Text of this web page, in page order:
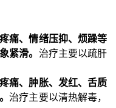
痛、情绪压抑、烦躁等
紧滑。 治疗主要以疏肝
痛、肿胀、发红、舌质
治疗主要以清热解毒，